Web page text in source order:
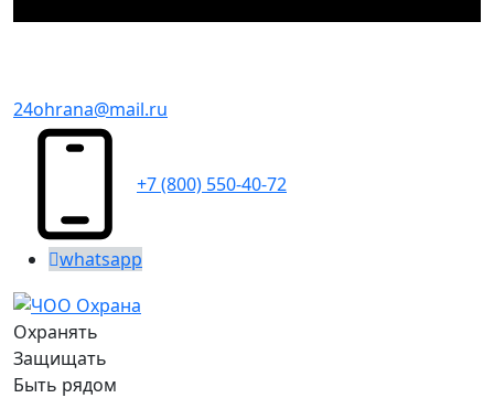
24ohrana@mail.ru
+7 (800) 550-40-72
whatsapp
Охранять
Защищать
Быть рядом